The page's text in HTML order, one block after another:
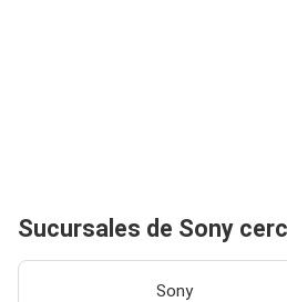
Sucursales de Sony
Sony